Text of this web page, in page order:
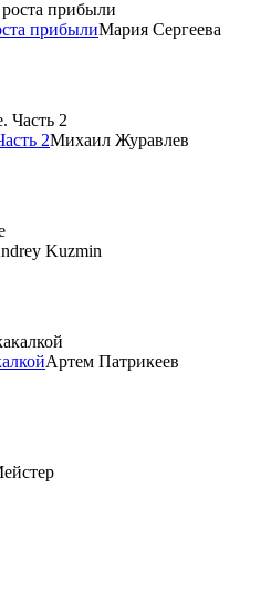
прибылиМария Сергеева
2Михаил Журавлев
Kuzmin
Артем Патрикеев